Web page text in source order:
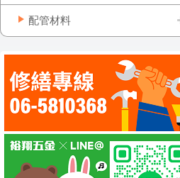
配管材料